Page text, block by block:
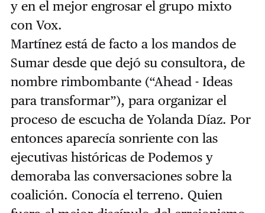
y en el mejor engrosar el grupo mixto
con Vox.
Martínez está de facto a los mandos de
Sumar desde que dejó su consultora, de
nombre rimbombante (“Ahead - Ideas
para transformar”), para organizar el
proceso de escucha de Yolanda Díaz. Por
entonces aparecía sonriente con las
ejecutivas históricas de Podemos y
demoraba las conversaciones sobre la
coalición. Conocía el terreno. Quien